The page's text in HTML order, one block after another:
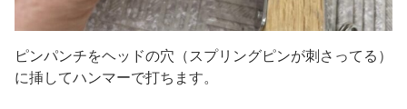
ピンパンチをヘッドの穴（スプリングピンが刺さってる）
に挿してハンマーで打ちます。